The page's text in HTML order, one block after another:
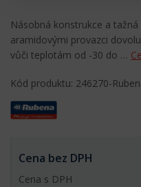
Násobná konstrukce a
aramidovými provazci
vůči teplotám od -30 do …
Kód produktu: 246270-
Cena bez DPH
Cena s DPH